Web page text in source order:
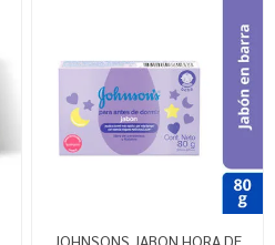
JOHNSONS JABON HORA DE